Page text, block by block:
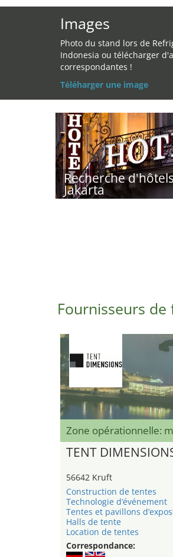
Images
Photo du stand lors de
Indonesia ou télécharger
correspondantes !
Téléharger une image
Recherche
Jakarta
Fournisseurs de
Zone opérationnelle:
TENT
56642 Kruft
Construction de tentes
Technologie d’événement
Tentes et pavillons
Halls de tente
Location de tentes
Correspondance: